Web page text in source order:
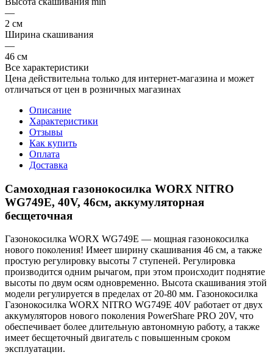
—
2 см
Ширина скашивания
—
46 см
Все характеристики
Цена действительна только для интернет-магазина и может
отличаться от цен в розничных магазинах
Описание
Характеристики
Отзывы
Как купить
Оплата
Доставка
Самоходная газонокосилка WORX NITRO
WG749E, 40V, 46см, аккумуляторная
бесщеточная
Газонокосилка WORX WG749E — мощная газонокосилка
нового поколения! Имеет ширину скашивания 46 см, а также
простую регулировку высоты 7 ступеней. Регулировка
производится одним рычагом, при этом происходит поднятие
высоты по двум осям одновременно. Высота скашивания этой
модели регулируется в пределах от 20-80 мм. Газонокосилка
Газонокосилка WORX NITRO WG749E 40V работает от двух
аккумуляторов нового поколения PowerShare PRO 20V, что
обеспечивает более длительную автономную работу, а также
имеет бесщеточный двигатель с повышенным сроком
эксплуатации.